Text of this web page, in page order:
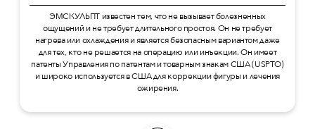
ЭМСКУЛЬПТ известен тем, что не вызывает болезненных
ощущений и не требует длительного простоя. Он не требует
нагрева или охлаждения и является безопасным вариантом даже
для тех, кто не решается на операцию или инъекции. Он имеет
патенты Управления по патентам и товарным знакам США (USPTO)
и широко используется в США для коррекции фигуры и лечения
ожирения.